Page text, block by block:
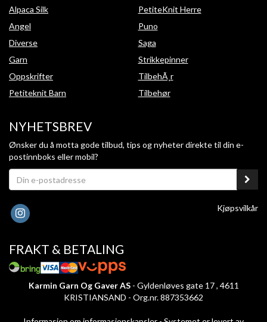
Alpaca Silk
Angel
Diverse
Garn
Oppskrifter
Petiteknit Barn
PetiteKnit Herre
Puno
Saga
Strikkepinner
TilbehÃ¸r
Tilbehør
NYHETSBREV
Ønsker du å motta gode tilbud, tips og nyheter direkte til din e-
postinnboks eller mobil?
Kjøpsvilkår
FRAKT & BETALING
Karmin Garn Og Gaver AS- Gyldenløves gate 17 , 4611
KRISTIANSAND - Org.nr. 887353662